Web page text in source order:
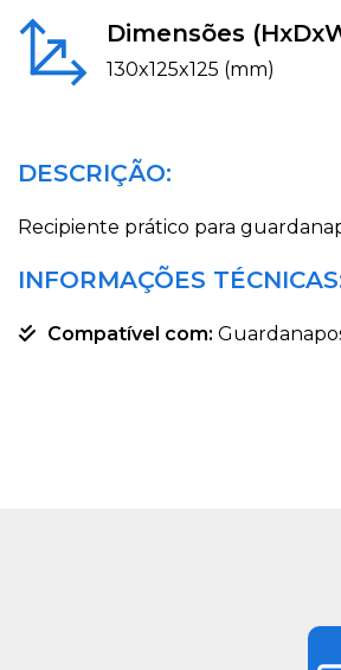
Dimensões
130x125x125 (mm)
DESCRIÇÃO:
Recipiente prático para
INFORMAÇÕES
Compatível com: